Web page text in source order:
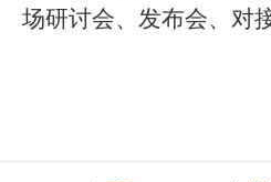
场研讨会、发布会、对